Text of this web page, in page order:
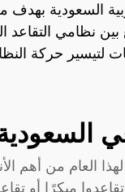
السعودية بهدف
نظامي التقاعد
لتيسير حركة
لهذا العام من
مبكرًا أو